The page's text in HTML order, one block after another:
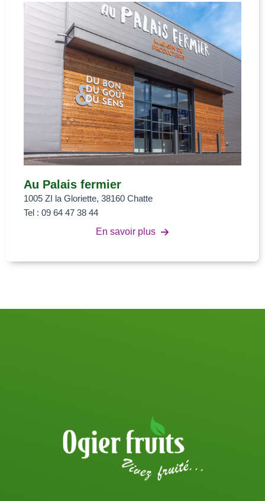
Au Palais fermier
1005 ZI la Gloriette, 38160 Chatte
Tel : 09 64 47 38 44
En savoir plus